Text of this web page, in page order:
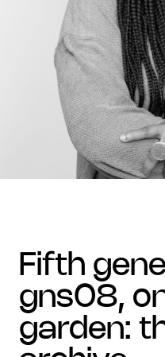
fifth generation_f6-
gns08,
garden: